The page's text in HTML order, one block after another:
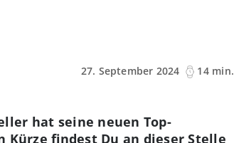
27. September 2024
14 min.
hat seine neuen Top-
Kürze findest Du an dieser Stelle